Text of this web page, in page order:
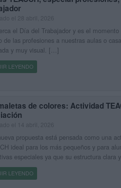
el Día del Trabajador y es el
de las profesiones a nuestras aulas o
y muy visual. […]
LEYENDO
de colores: Actividad
propuesta está pensada como una
ideal para los más pequeños y para
especiales ya que su estructura
LEYENDO